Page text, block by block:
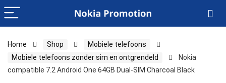
Home Shop
Mobiele telefoons
Mobiele telefoons zonder sim en ontgrendeld
Nokia
compatible 7.2 Android One 64GB Dual-SIM Charcoal Black